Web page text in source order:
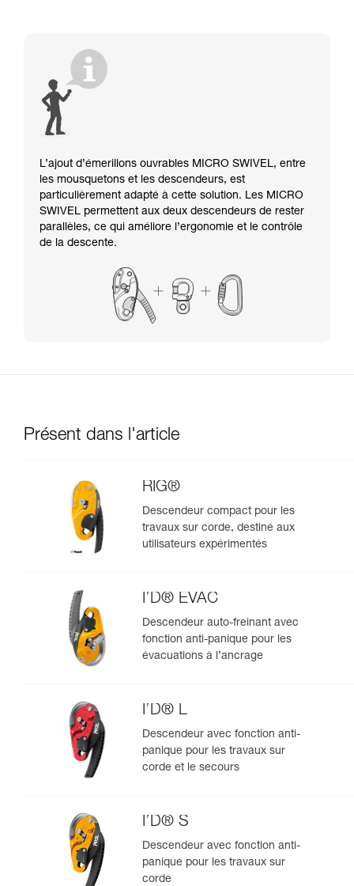
L’ajout d’émerillons ouvrables MICRO SWIVEL, entre
les mousquetons et les descendeurs, est
particulièrement adapté à cette solution. Les MICRO
SWIVEL permettent aux deux descendeurs de rester
parallèles, ce qui améliore l’ergonomie et le contrôle
de la descente.
Présent dans l'article
RIG®
Descendeur compact pour les
travaux sur corde, destiné aux
utilisateurs expérimentés
I’D® EVAC
Descendeur auto-freinant avec
fonction anti-panique pour les
évacuations à l’ancrage
I’D® L
Descendeur avec fonction anti-
panique pour les travaux sur
corde et le secours
I’D® S
Descendeur avec fonction anti-
panique pour les travaux sur
corde